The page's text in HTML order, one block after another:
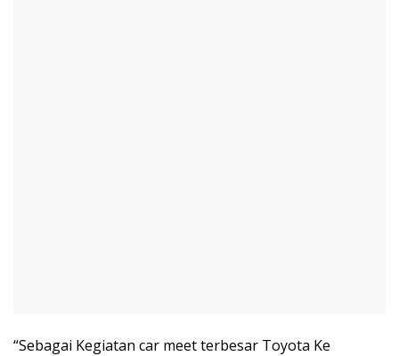
“Sebagai Kegiatan car meet terbesar Toyota Ke